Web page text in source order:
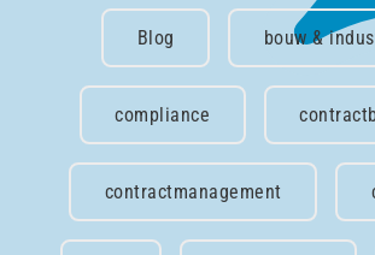
Blog bouw &
compliance
contractmanagement